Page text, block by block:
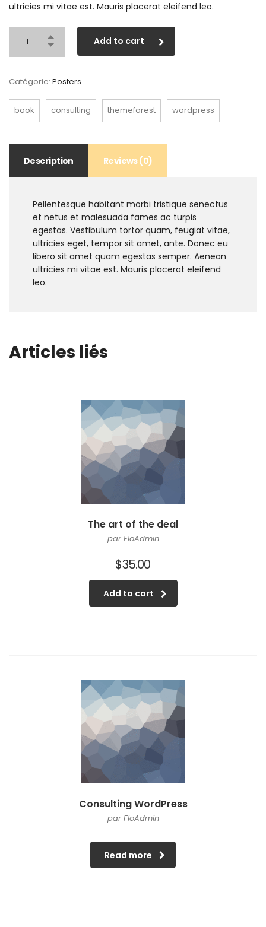
ultricies mi vitae est. Mauris placerat eleifend leo.
Add to cart
Catégorie: Posters
book consulting themeforest wordpress
Description Reviews (0)
Pellentesque habitant morbi tristique senectus
et netus et malesuada fames ac turpis
egestas. Vestibulum tortor quam, feugiat vitae,
ultricies eget, tempor sit amet, ante. Donec eu
libero sit amet quam egestas semper. Aenean
ultricies mi vitae est. Mauris placerat eleifend
leo.
Articles liés
The art of the deal
par FloAdmin
$35.00
Add to cart
Consulting WordPress
par FloAdmin
Read more